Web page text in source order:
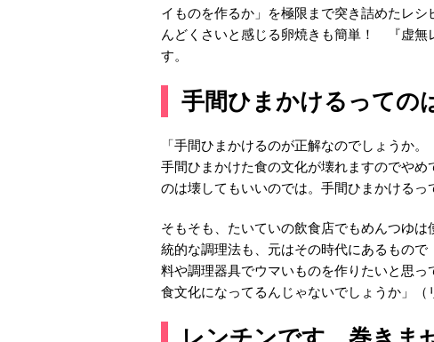
イものを作るか」を極限まで突き詰めたレ
んどくさいと感じる卵焼きも簡単！ 『虚無
す。
手間ひまかけるっての
「手間ひまかけるのが正解なのでしょうか
手間ひまかけた食の文化が壊れますのでや
のは壊してもいいのでは。手間ひまかけるっ
そもそも、たいていの飲食店でもめんつゆ
統的な調理法も、元はその時代にあるもの
料や調理器具でウマいものを作りたいと思
食文化になってるんじゃないでしょうか」（